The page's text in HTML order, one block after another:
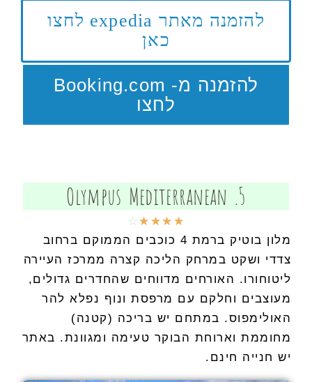
להזמנה מאתר expedia לחצו
כאן
להזמנה מ- Booking.com
לחצו
5. Olympus Mediterranean
☆
☆
☆
☆
☆
מלון בוטיק ברמת 4 כוכבים הממוקם ברחוב
צדדי ושקט במרחק הליכה קצרה ממרכז העיירה
ליטוחורו. האורחים מדווחים שהחדרים גדולים,
מעוצבים וחלקם עם מרפסת ונוף נפלא להר
האולימפוס. במתחם יש בריכה (קטנה)
מחוממת וארוחת הבוקר טעימה ומגוונת. באתר
יש חנייה חינם.